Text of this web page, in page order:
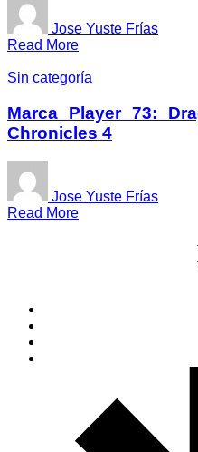
Jose Yuste Frías
Read More
Sin categoría
Marca Player 73:
Chronicles 4
Jose Yuste Frías
Read More